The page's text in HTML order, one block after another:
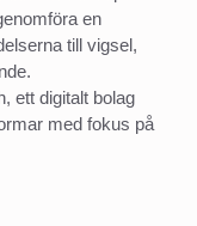
en
till vigsel,
ett digitalt bolag
med fokus på